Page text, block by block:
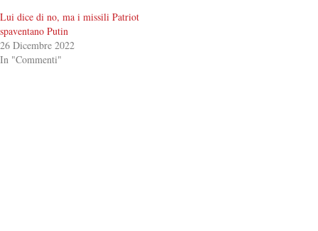
Lui dice di no, ma i missili Patriot
spaventano Putin
26 Dicembre 2022
In "Commenti"